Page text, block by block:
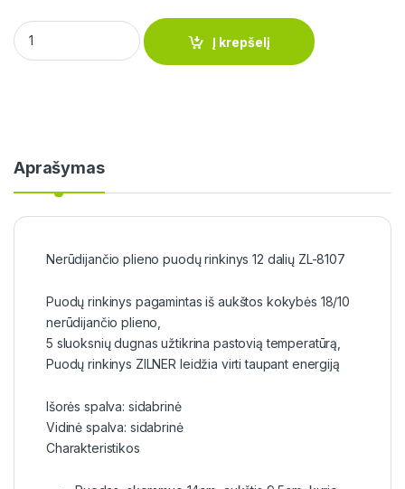
Zilner Nerūdijančio plieno puodų rinkinys 12 dalių ZL-8107
Į krepšelį
Aprašymas
Nerūdijančio plieno puodų rinkinys 12 dalių ZL-8107
Puodų rinkinys pagamintas iš aukštos kokybės 18/10
nerūdijančio plieno,
5 sluoksnių dugnas užtikrina pastovią temperatūrą,
Puodų rinkinys ZILNER leidžia virti taupant energiją
Išorės spalva: sidabrinė
Vidinė spalva: sidabrinė
Charakteristikos